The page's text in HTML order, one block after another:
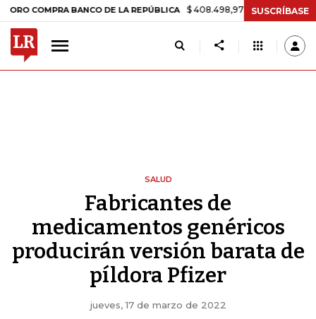
BANCO DE LA REPÚBLICA $ 408.498,97 +$ 8.753,81 +2,19%
SUSCRÍBASE
SALUD
Fabricantes de
medicamentos genéricos
producirán versión barata de
píldora Pfizer
jueves, 17 de marzo de 2022